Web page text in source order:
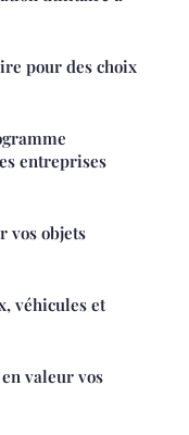
pour des choix
entreprises
vos objets
véhicules et
valeur vos